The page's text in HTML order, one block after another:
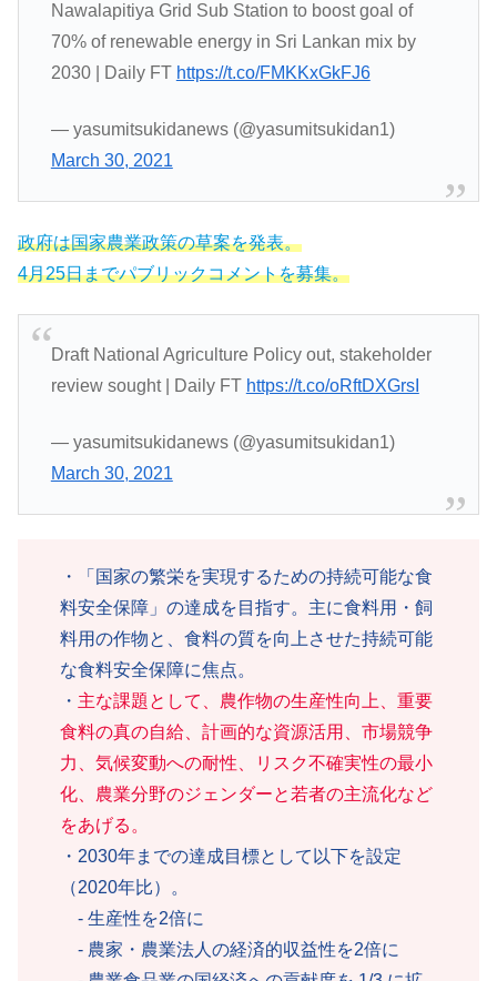
Nawalapitiya Grid Sub Station to boost goal of
70% of renewable energy in Sri Lankan mix by
2030 | Daily FT https://t.co/FMKKxGkFJ6
— yasumitsukidanews (@yasumitsukidan1)
March 30, 2021
政府は国家農業政策の草案を発表。
4月25日までパブリックコメントを募集。
Draft National Agriculture Policy out, stakeholder
review sought | Daily FT https://t.co/oRftDXGrsI
— yasumitsukidanews (@yasumitsukidan1)
March 30, 2021
・「国家の繁栄を実現するための持続可能な食
料安全保障」の達成を目指す。主に食料用・飼
料用の作物と、食料の質を向上させた持続可能
な食料安全保障に焦点。
・ 主な課題として、農作物の生産性向上、重要
食料の真の自給、計画的な資源活用、市場競争
力、気候変動への耐性、リスク不確実性の最小
化、農業分野のジェンダーと若者の主流化など
をあげる。
・2030年までの達成目標として以下を設定
（2020年比）。
- 生産性を2倍に
- 農家・農業法人の経済的収益性を2倍に